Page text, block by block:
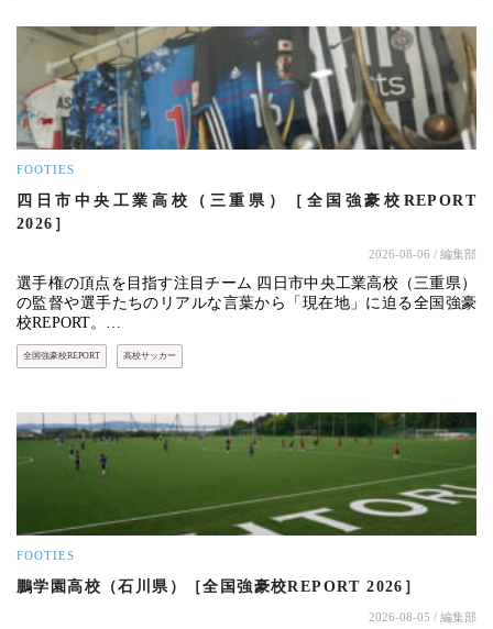
FOOTIES
四日市中央工業高校（三重県）［全国強豪校REPORT
2026］
2026-08-06 / 編集部
選手権の頂点を目指す注目チーム 四日市中央工業高校（三重県）
の監督や選手たちのリアルな言葉から「現在地」に迫る全国強豪
校REPORT。…
全国強豪校REPORT 高校サッカー
FOOTIES
鵬学園高校（石川県）［全国強豪校REPORT 2026］
2026-08-05 / 編集部